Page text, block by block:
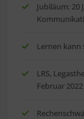
Jubiläum:
Lernen kann
LRS,
Februar 2022